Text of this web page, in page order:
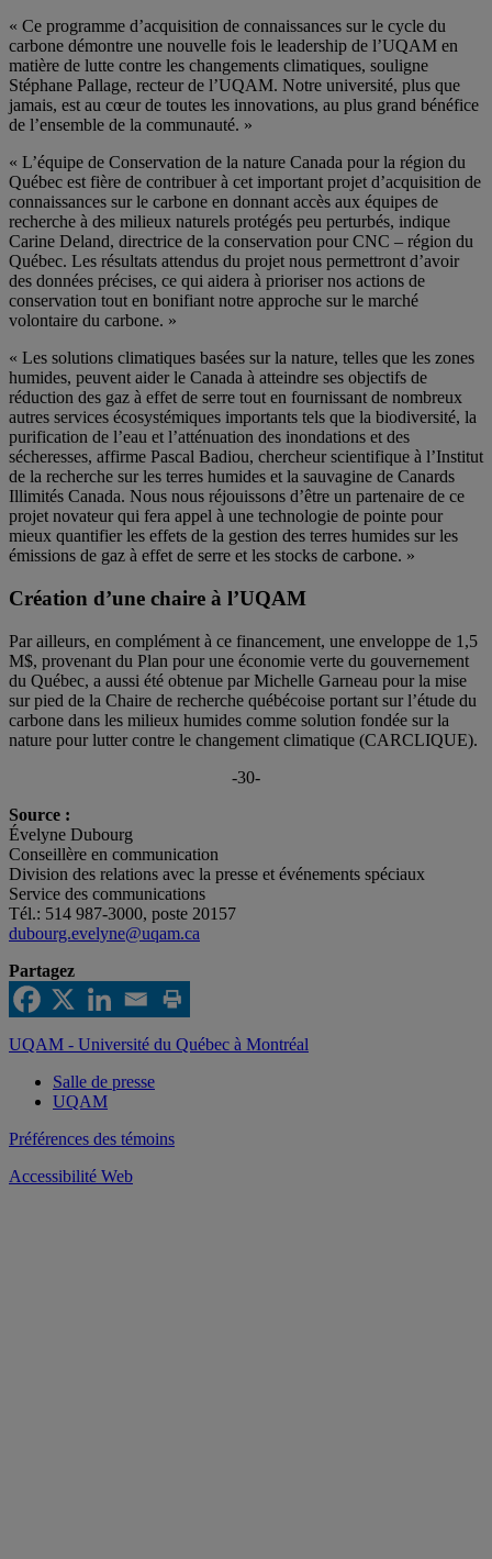
« Ce programme d’acquisition de connaissances sur le cycle du
carbone démontre une nouvelle fois le leadership de l’UQAM en
matière de lutte contre les changements climatiques, souligne
Stéphane Pallage, recteur de l’UQAM. Notre université, plus que
jamais, est au cœur de toutes les innovations, au plus grand bénéfice
de l’ensemble de la communauté. »
« L’équipe de Conservation de la nature Canada pour la région du
Québec est fière de contribuer à cet important projet d’acquisition de
connaissances sur le carbone en donnant accès aux équipes de
recherche à des milieux naturels protégés peu perturbés, indique
Carine Deland, directrice de la conservation pour CNC – région du
Québec. Les résultats attendus du projet nous permettront d’avoir
des données précises, ce qui aidera à prioriser nos actions de
conservation tout en bonifiant notre approche sur le marché
volontaire du carbone. »
« Les solutions climatiques basées sur la nature, telles que les zones
humides, peuvent aider le Canada à atteindre ses objectifs de
réduction des gaz à effet de serre tout en fournissant de nombreux
autres services écosystémiques importants tels que la biodiversité, la
purification de l’eau et l’atténuation des inondations et des
sécheresses, affirme Pascal Badiou, chercheur scientifique à l’Institut
de la recherche sur les terres humides et la sauvagine de Canards
Illimités Canada. Nous nous réjouissons d’être un partenaire de ce
projet novateur qui fera appel à une technologie de pointe pour
mieux quantifier les effets de la gestion des terres humides sur les
émissions de gaz à effet de serre et les stocks de carbone. »
Création d’une chaire à l’UQAM
Par ailleurs, en complément à ce financement, une enveloppe de 1,5
M$, provenant du Plan pour une économie verte du gouvernement
du Québec, a aussi été obtenue par Michelle Garneau pour la mise
sur pied de la Chaire de recherche québécoise portant sur l’étude du
carbone dans les milieux humides comme solution fondée sur la
nature pour lutter contre le changement climatique (CARCLIQUE).
-30-
Source :
Évelyne Dubourg
Conseillère en communication
Division des relations avec la presse et événements spéciaux
Service des communications
Tél.: 514 987-3000, poste 20157
dubourg.evelyne@uqam.ca
Partagez
UQAM - Université du Québec à Montréal
Salle de presse
UQAM
Préférences des témoins
Accessibilité Web